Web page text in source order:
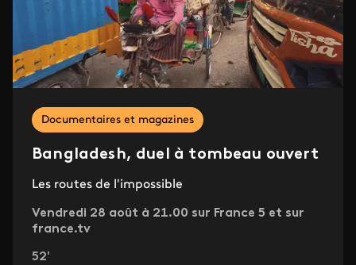
Documentaires et magazines
Bangladesh, duel à tombeau ouvert
Les routes de l'impossible
Vendredi 28 août à 21.00 sur France 5 et sur
france.tv
52'